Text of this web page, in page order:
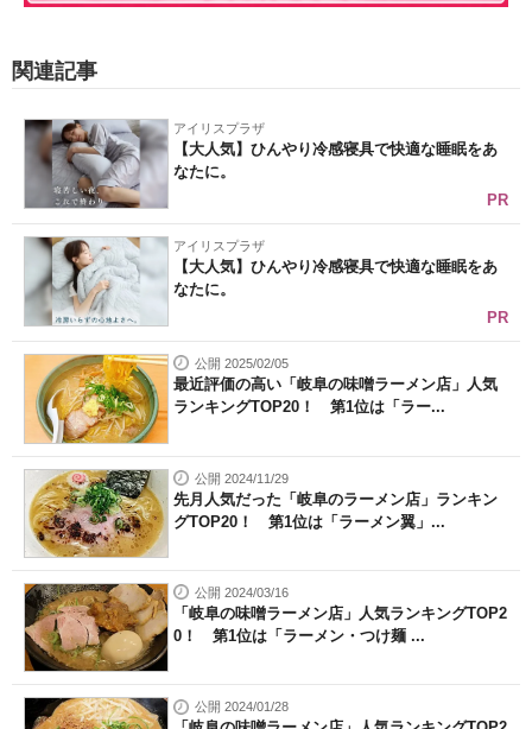
関連記事
アイリスプラザ
【大人気】ひんやり冷感寝具で快適な睡眠をあ
なたに。
PR
アイリスプラザ
【大人気】ひんやり冷感寝具で快適な睡眠をあ
なたに。
PR
公開 2025/02/05
最近評価の高い「岐阜の味噌ラーメン店」人気
ランキングTOP20！ 第1位は「ラー...
公開 2024/11/29
先月人気だった「岐阜のラーメン店」ランキン
グTOP20！ 第1位は「ラーメン翼」...
公開 2024/03/16
「岐阜の味噌ラーメン店」人気ランキングTOP2
0！ 第1位は「ラーメン・つけ麺 ...
公開 2024/01/28